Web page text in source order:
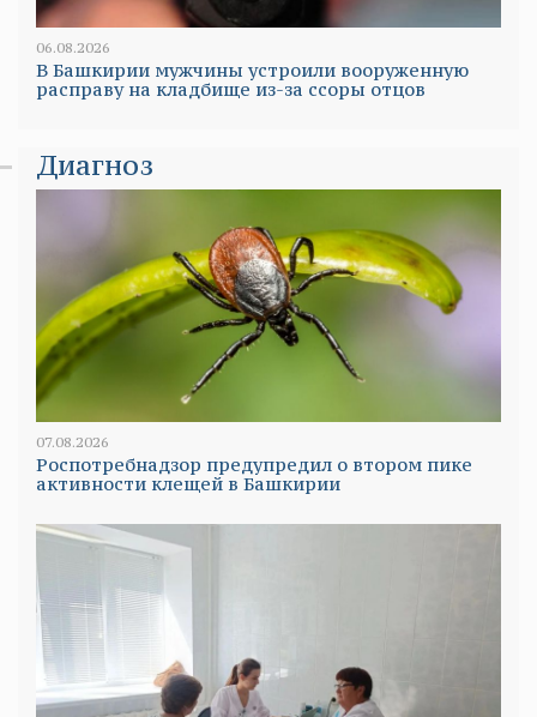
06.08.2026
В Башкирии мужчины устроили вооруженную
расправу на кладбище из-за ссоры отцов
Диагноз
07.08.2026
Роспотребнадзор предупредил о втором пике
активности клещей в Башкирии